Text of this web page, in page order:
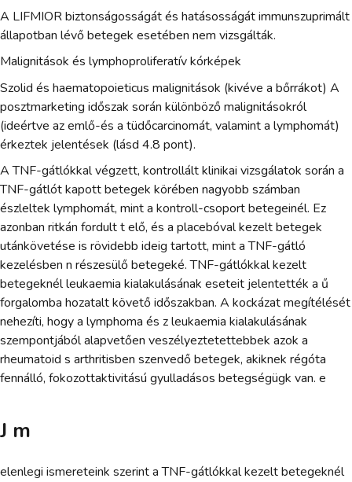
A LIFMIOR biztonságosságát és hatásosságát immunszuprimált
állapotban lévő betegek esetében nem vizsgálták.
Malignitások és lymphoproliferatív kórképek
Szolid és haematopoieticus malignitások (kivéve a bőrrákot) A
posztmarketing időszak során különböző malignitásokról
(ideértve az emlő-és a tüdőcarcinomát, valamint a lymphomát)
érkeztek jelentések (lásd 4.8 pont).
A TNF-gátlókkal végzett, kontrollált klinikai vizsgálatok során a
TNF-gátlót kapott betegek körében nagyobb számban
észleltek lymphomát, mint a kontroll-csoport betegeinél. Ez
azonban ritkán fordult t elő, és a placebóval kezelt betegek
utánkövetése is rövidebb ideig tartott, mint a TNF-gátló
kezelésben n részesülő betegeké. TNF-gátlókkal kezelt
betegeknél leukaemia kialakulásának eseteit jelentették a ű
forgalomba hozatalt követő időszakban. A kockázat megítélését
nehezíti, hogy a lymphoma és z leukaemia kialakulásának
szempontjából alapvetően veszélyeztetettebbek azok a
rheumatoid s arthritisben szenvedő betegek, akiknek régóta
fennálló, fokozottaktivitású gyulladásos betegségügk van. e
J m
elenlegi ismereteink szerint a TNF-gátlókkal kezelt betegeknél